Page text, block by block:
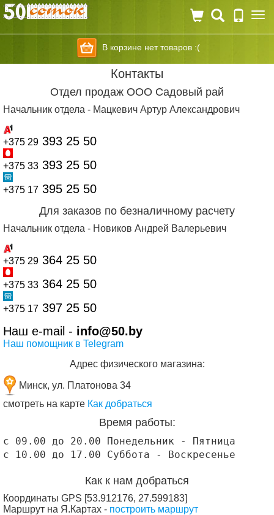
В корзине нет товаров :(
Контакты
Отдел продаж ООО Садовый рай
Начальник отдела - Мацкевич Артур Александрович
+375 29 393 25 50
+375 33 393 25 50
+375 17 395 25 50
Для заказов по безналичному расчету
Начальник отдела - Новиков Андрей Валерьевич
+375 29 364 25 50
+375 33 364 25 50
+375 17 397 25 50
Наш e-mail - info@50.by
Наш помощник в Telegram
Адрес физического магазина:
Минск, ул. Платонова 34
смотреть на карте Как добраться
Время работы:
с 09.00 до 20.00 Понедельник - Пятница
с 10.00 до 17.00 Суббота - Воскресенье
Как к нам добраться
Координаты GPS [53.912176, 27.599183]
Маршрут на Я.Картах - построить маршрут